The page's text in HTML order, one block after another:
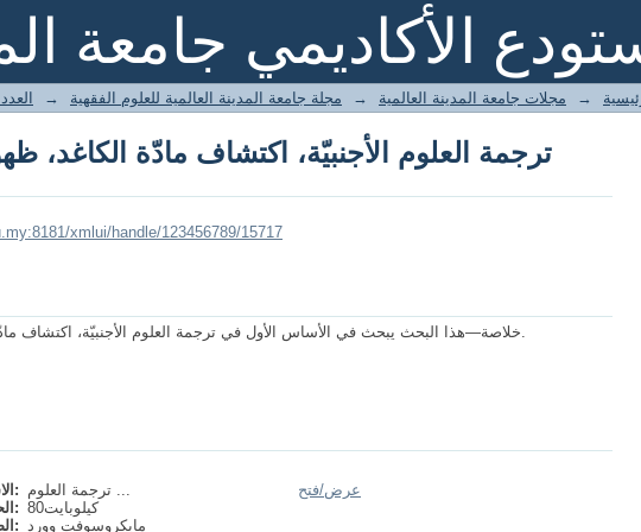
الأكاديمي جامعة
ترجمة العلوم الأجنبيّة، اكتشاف مادّة الكاغد،
→ مجلات جامعة المدينة العالمية → مجلة جامعة المدينة العالمية للعلوم الفقهية →
ترجمة العلوم الأجنبيّة، اكتشاف مادّة الكاغد،
xmlui/handle/123456789/15717
خلاصة—هذا البحث يبحث في الأساس الأول في ترجمة العلوم الأجنبيّة، اكتشاف مادّة الكاغد، ظهور حركة التّدوين.
الاسم:
ترجمة العلوم ...
الحجم:
80كيلوبايت
الصيغة: مايكروسوفت وورد
عرض/فتح